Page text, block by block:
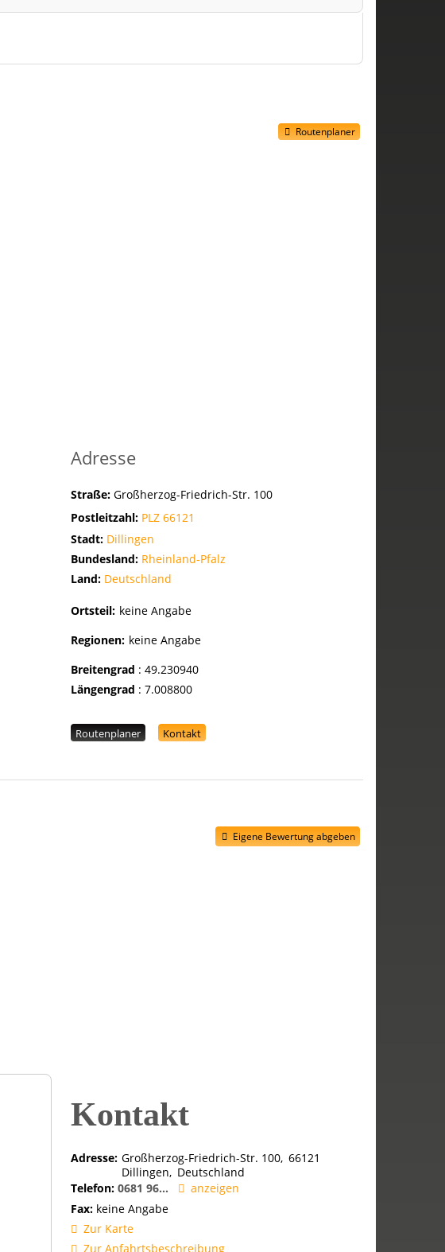
Routenplaner
Adresse
Straße:Großherzog-Friedrich-Str. 100
Postleitzahl: PLZ 66121
Stadt: Dillingen
Bundesland: Rheinland-Pfalz
Land: Deutschland
Ortsteil: keine Angabe
Regionen: keine Angabe
Breitengrad :49.230940
Längengrad :7.008800
Routenplaner Kontakt
Eigene Bewertung abgeben
Kontakt
Adresse: Großherzog-Friedrich-Str. 100 66121
Dillingen Deutschland
Telefon: 0681 96...
anzeigen
Fax: keine Angabe
Zur Karte
Zur Anfahrtsbeschreibung